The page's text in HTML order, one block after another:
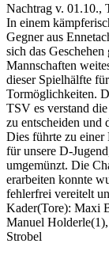
Nachtrag v. 01.10.,
In einem
Gegner aus
sich das
Mannschaften
dieser Spielhälfte
Tormöglichkeiten.
TSV es verstand
zu entscheiden und
Dies führte zu einer
für unsere D-
umgemünzt. Die
erarbeiten konnte
fehlerfrei vereitelt
Kader(Tore): Maxi
Manuel
Strobel